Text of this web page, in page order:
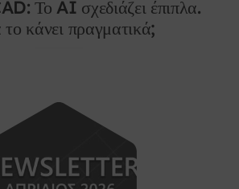
Το AI σχεδιάζει έπιπλα.
κάνει πραγματικά;